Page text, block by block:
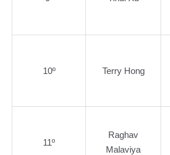
10º Terry Hong
11º
Raghav
Malaviya